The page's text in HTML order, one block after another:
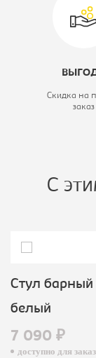
Скидка на
заказ
С
Стул
белый
7 090 ₽
доступно для